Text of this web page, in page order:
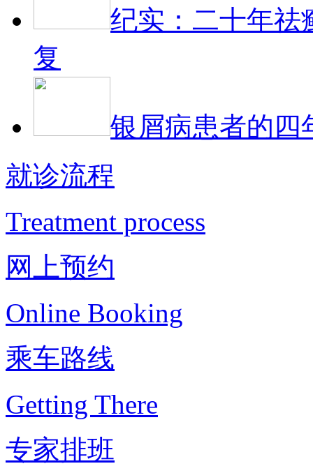
纪实：二十年祛
复
银屑病患者的四
就诊流程
Treatment process
网上预约
Online Booking
乘车路线
Getting There
专家排班